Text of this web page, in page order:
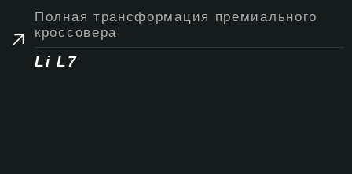
Полная трансформация премиального
кроссовера
Li L7